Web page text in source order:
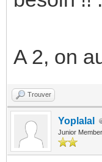
A 2, on
Trouver
Yoplalal
Junior Member